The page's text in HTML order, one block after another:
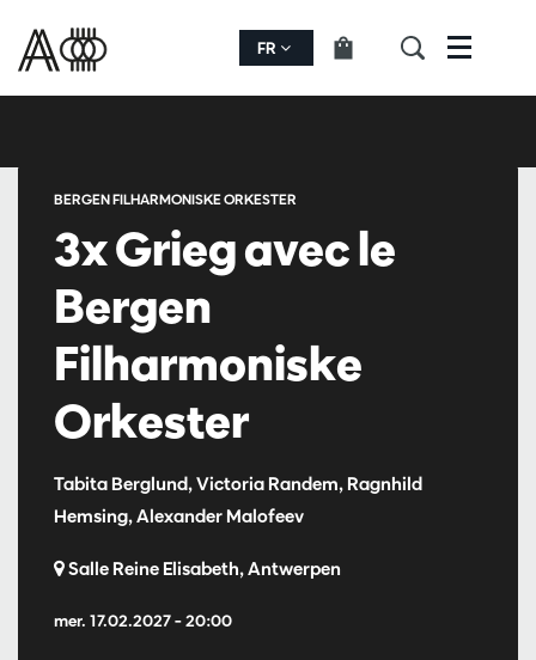
FR Menu
3x Grieg avec le
Bergen
Filharmoniske
Orkester
Tabita Berglund, Victoria Randem, Ragnhild
Hemsing, Alexander Malofeev
BERGEN FILHARMONISKE ORKESTER
mer. 17.02.2027– 20:00
Salle Reine Elisabeth, Antwerpen